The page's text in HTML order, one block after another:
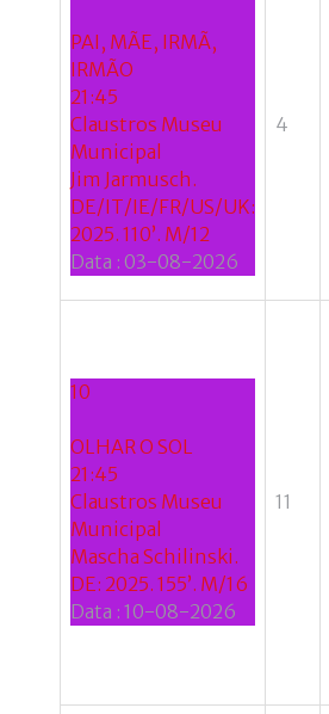
PAI, MÃE, IRMÃ,
IRMÃO
21:45
Claustros Museu
Municipal
Jim Jarmusch.
DE/IT/IE/FR/US/UK:
2025. 110’. M/12
Data : 03-08-2026
4
10
OLHAR O SOL
21:45
Claustros Museu
Municipal
Mascha Schilinski.
DE: 2025. 155’. M/16
Data : 10-08-2026
11
do
utilizador?
Esqueceu-
se
da
senha?
Login
with
Facebook
Login
with
Google
+